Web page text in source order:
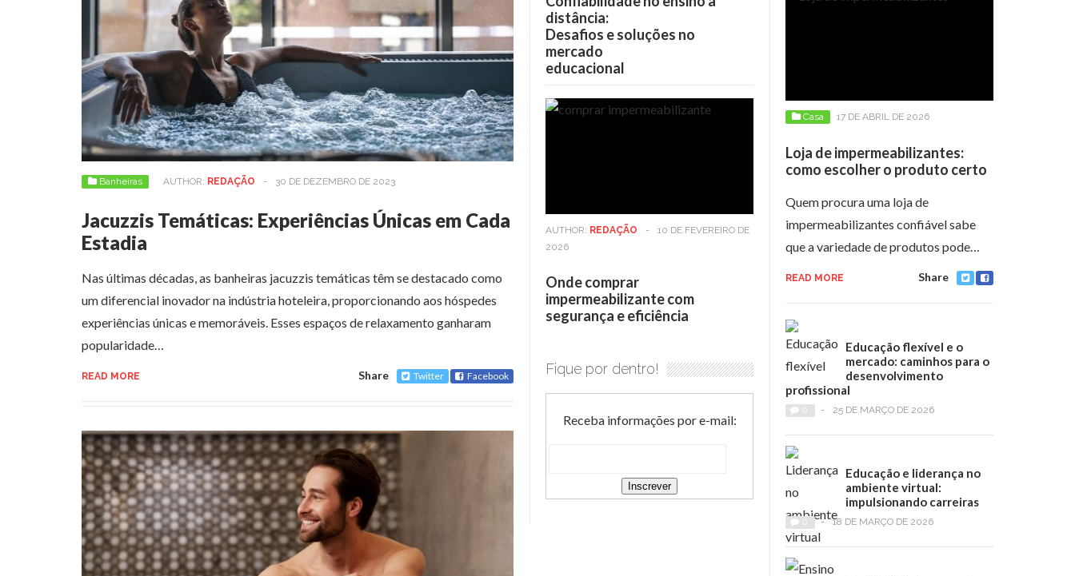
Banheiras AUTHOR: REDAÇÃO - 30 DE DEZEMBRO DE 2023
Jacuzzis Temáticas: Experiências Únicas em Cada
Estadia
Nas últimas décadas, as banheiras jacuzzis temáticas têm se destacado como
um diferencial inovador na indústria hoteleira, proporcionando aos hóspedes
experiências únicas e memoráveis. Esses espaços de relaxamento ganharam
popularidade…
READ MORE Share Twitter Facebook
distância:
Desafios e soluções no
mercado
educacional
AUTHOR: REDAÇÃO -
10 DE FEVEREIRO DE
2026
Onde comprar
impermeabilizante com
segurança e eficiência
Fique por dentro!
Receba informações por e-mail:
Casa 17 DE ABRIL DE 2026
Loja de impermeabilizantes:
como escolher o produto certo
Quem procura uma loja de
impermeabilizantes confiável sabe
que a variedade de produtos pode…
READ MORE Share
Educação flexível e o
mercado: caminhos para o
desenvolvimento
profissional
- 25 DE MARÇO DE 2026
Educação e liderança no
ambiente virtual:
impulsionando carreiras
- 18 DE MARÇO DE 2026